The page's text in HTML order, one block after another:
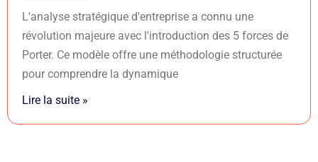
L'analyse stratégique d'entreprise a connu une
révolution majeure avec l'introduction des 5 forces de
Porter. Ce modèle offre une méthodologie structurée
pour comprendre la dynamique
Lire la suite »